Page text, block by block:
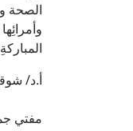
الصحة
أ.د/
مفتي